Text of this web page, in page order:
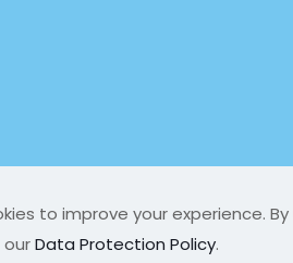
to improve your experience. By
Data Protection Policy.